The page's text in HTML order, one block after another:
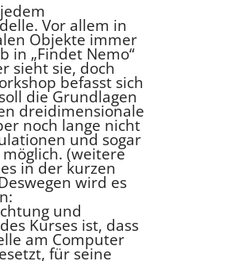
Vor allem in
Objekte immer
in „Findet Nemo“
sieht sie, doch
befasst sich
die Grundlagen
dreidimensionale
noch lange nicht
und sogar
(weitere
in der kurzen
wird es
und
Kurses ist, dass
am Computer
für seine